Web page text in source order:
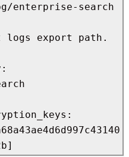
enterprise-search
logs export path.